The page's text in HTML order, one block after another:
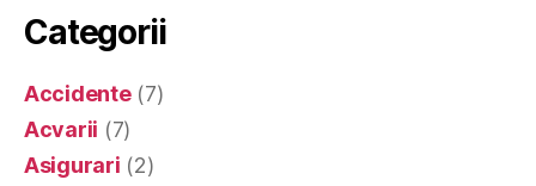
Categorii
Accidente(7)
Acvarii (7)
Asigurari (2)